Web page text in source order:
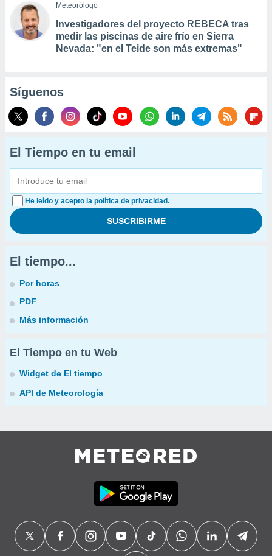
Meteorólogo
Investigadores del proyecto REBECA tras
medir las piscinas de aire frío en Sierra
Nevada: "en el Teide son más extremas"
Síguenos
El Tiempo en tu email
He leído y acepto la política de privacidad.
El tiempo...
Por horas
PDF
Más información
El Tiempo en tu Web
Widget de El tiempo
API de Meteorología